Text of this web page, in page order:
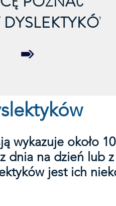
wykazuje około
dnia na dzień lub
jest ich